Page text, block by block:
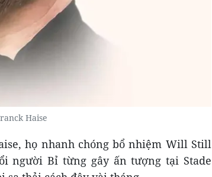
Haise
họ nhanh chóng bổ nhiệm Will Still
người Bỉ từng gây ấn tượng tại Stade